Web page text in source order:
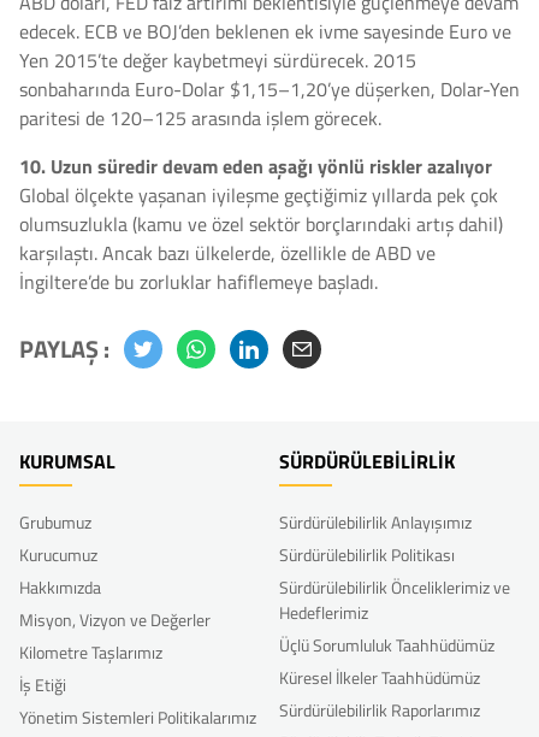
edecek. ECB ve BOJ’den beklenen ek ivme sayesinde Euro ve
Yen 2015’te değer kaybetmeyi sürdürecek. 2015
sonbaharında Euro-Dolar $1,15–1,20’ye düşerken, Dolar-Yen
paritesi de 120–125 arasında işlem görecek.
10. Uzun süredir devam eden aşağı yönlü riskler azalıyor
Global ölçekte yaşanan iyileşme geçtiğimiz yıllarda pek çok
olumsuzlukla (kamu ve özel sektör borçlarındaki artış dahil)
karşılaştı. Ancak bazı ülkelerde, özellikle de ABD ve
İngiltere’de bu zorluklar hafiflemeye başladı.
PAYLAŞ :
KURUMSAL
Grubumuz
Kurucumuz
Hakkımızda
Misyon, Vizyon ve Değerler
Kilometre Taşlarımız
İş Etiği
Yönetim Sistemleri Politikalarımız
SÜRDÜRÜLEBİLİRLİK
Sürdürülebilirlik Anlayışımız
Sürdürülebilirlik Politikası
Sürdürülebilirlik Önceliklerimiz ve
Hedeflerimiz
Üçlü Sorumluluk Taahhüdümüz
Küresel İlkeler Taahhüdümüz
Sürdürülebilirlik Raporlarımız